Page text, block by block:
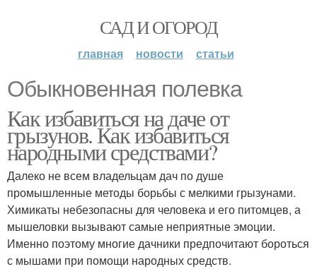
САД И ОГОРОД
главная новости статьи
Обыкновенная полевка
Как избавиться на даче от
грызунов. Как избавиться
народными средствами?
Далеко не всем владельцам дач по душе
промышленные методы борьбы с мелкими грызунами.
Химикаты небезопасны для человека и его питомцев, а
мышеловки вызывают самые неприятные эмоции.
Именно поэтому многие дачники предпочитают бороться
с мышами при помощи народных средств.